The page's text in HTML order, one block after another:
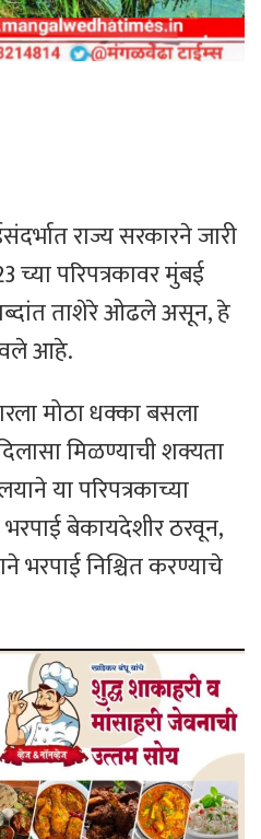
राज्य सरकारने जारी
च्या परिपत्रकावर मुंबई
ताशेरे ओढले असून, हे
आहे.
मोठा धक्का बसला
मिळण्याची शक्यता
या परिपत्रकाच्या
बेकायदेशीर ठरवून,
भरपाई निश्चित करण्याचे